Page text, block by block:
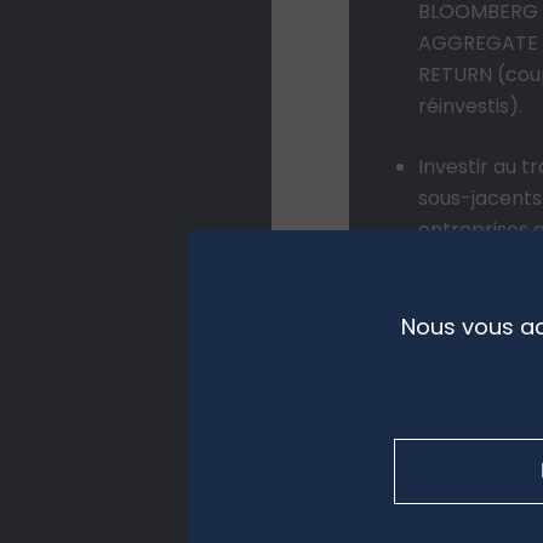
BLOOMBERG
RETURN
réinvestis).
Investir au
sous-
entreprises
Nous vous